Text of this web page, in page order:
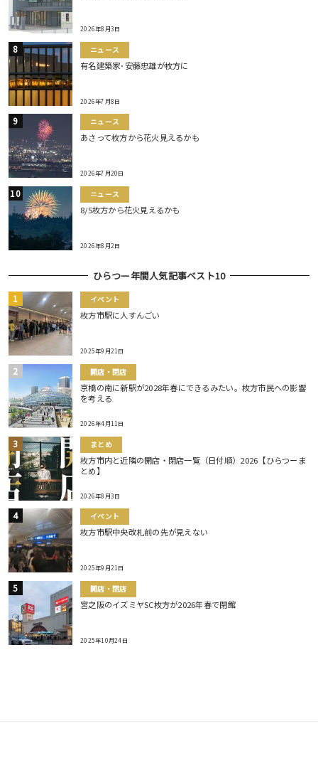
2026年8月3日
ニュース
有名建築家･安藤忠雄が枚方に
2026年7月8日
ニュース
あさって枚方から花火見えるかも
2026年7月20日
ニュース
8/5枚方から花火見えるかも
2026年8月2日
ひらつー年間人気記事ベスト10
イベント
枚方市駅に人すんごい
2025年9月21日
開店・閉店
京橋の南に新駅が2028年春にできるみたい。枚方市民への影響
を考える
2026年4月11日
まとめ
枚方市内と近隣の開店・閉店一覧（日付順）2026【ひらつーま
とめ】
2026年8月3日
イベント
枚方市駅中央改札前の先が見えない
2025年9月21日
開店・閉店
宮之阪のイズミヤSC枚方が2026年春で閉館
2025年10月24日